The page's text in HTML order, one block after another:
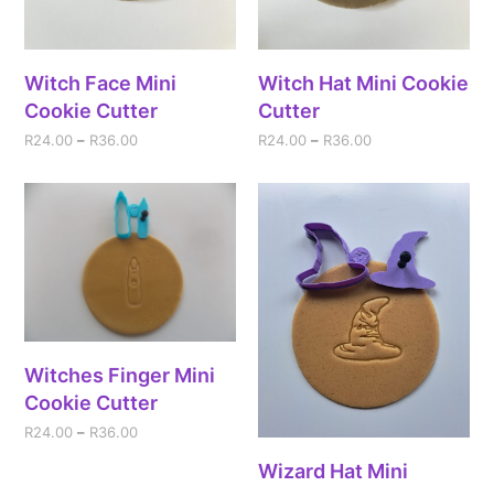
Witch Face Mini
Cookie Cutter
R24.00 – R36.00
Witch Hat Mini Cookie
Cutter
R24.00 – R36.00
Witches Finger Mini
Cookie Cutter
R24.00 – R36.00
Wizard Hat Mini